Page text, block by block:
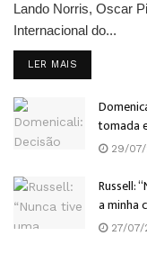
Lando Norris, Oscar
Internacional do...
LER MAIS
tomada
29/07/
Russell:
a minha
27/07/